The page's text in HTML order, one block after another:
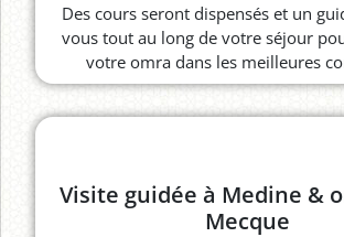
Des cours seront dispensés et un
vous tout au long de votre séjour
votre omra dans les meilleures
Visite guidée à Medine &
Mecque